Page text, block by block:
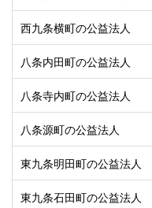
西九条横町の公益法人
八条内田町の公益法人
八条寺内町の公益法人
八条源町の公益法人
東九条明田町の公益法人
東九条石田町の公益法人